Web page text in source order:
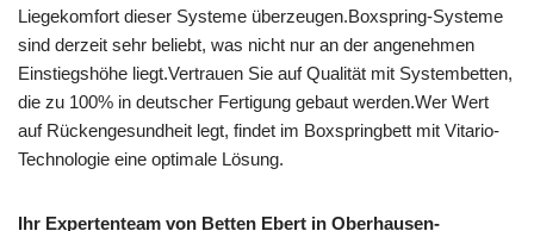
Liegekomfort dieser Systeme überzeugen.Boxspring-Systeme
sind derzeit sehr beliebt, was nicht nur an der angenehmen
Einstiegshöhe liegt.Vertrauen Sie auf Qualität mit Systembetten,
die zu 100% in deutscher Fertigung gebaut werden.Wer Wert
auf Rückengesundheit legt, findet im Boxspringbett mit Vitario-
Technologie eine optimale Lösung.
Ihr Expertenteam von Betten Ebert in Oberhausen-